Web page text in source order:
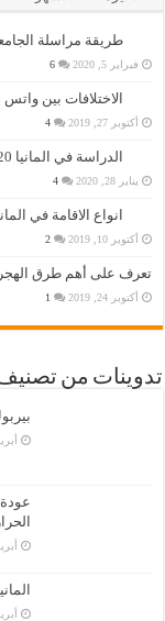
طريقة مراسلة
فبراير 5, 2020 6
الاختلافات بين
أكتوبر 27, 2019 4
الدراسة في المانيا 2020 واهم التفاصيل عنها
يناير 28, 2020 4
انواع الاقامة في
أكتوبر 10, 2019 2
تعرف على أهم طرق الهجرة
أكتوبر 24, 2019 1
تدوينات من
أبريل
أبريل
أبريل